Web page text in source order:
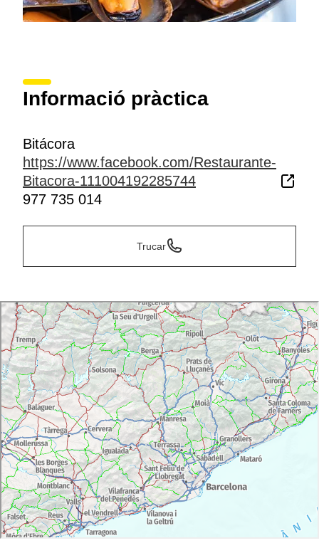
Informació pràctica
Bitácora
https://www.facebook.com/Restaurante-
Bitacora-111004192285744
977 735 014
Trucar